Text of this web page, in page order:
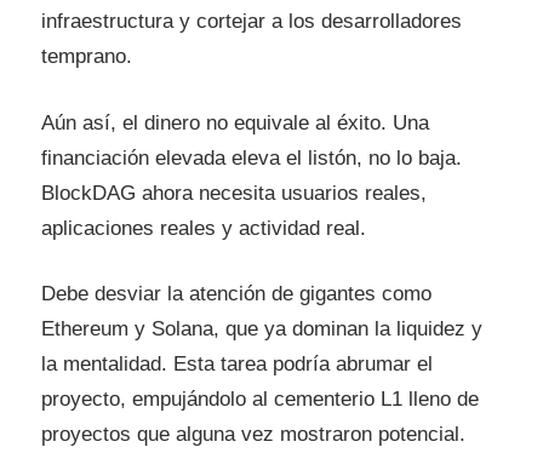
infraestructura y cortejar a los desarrolladores
temprano.
Aún así, el dinero no equivale al éxito. Una
financiación elevada eleva el listón, no lo baja.
BlockDAG ahora necesita usuarios reales,
aplicaciones reales y actividad real.
Debe desviar la atención de gigantes como
Ethereum y Solana, que ya dominan la liquidez y
la mentalidad. Esta tarea podría abrumar el
proyecto, empujándolo al cementerio L1 lleno de
proyectos que alguna vez mostraron potencial.